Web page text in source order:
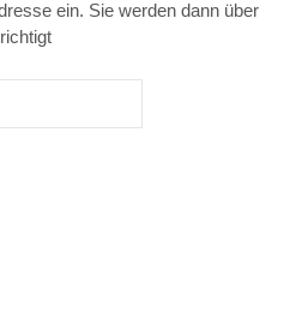
ein. Sie werden dann über